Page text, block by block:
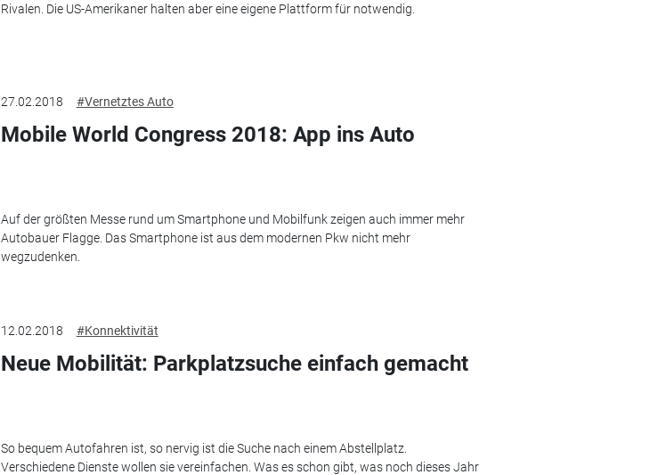
Rivalen. Die US-Amerikaner halten aber eine eigene Plattform für notwendig.
27.02.2018 #Vernetztes Auto
Mobile World Congress 2018: App ins Auto
Auf der größten Messe rund um Smartphone und Mobilfunk zeigen auch immer mehr
Autobauer Flagge. Das Smartphone ist aus dem modernen Pkw nicht mehr
wegzudenken.
12.02.2018 #Konnektivität
Neue Mobilität: Parkplatzsuche einfach gemacht
So bequem Autofahren ist, so nervig ist die Suche nach einem Abstellplatz.
Verschiedene Dienste wollen sie vereinfachen. Was es schon gibt, was noch dieses Jahr